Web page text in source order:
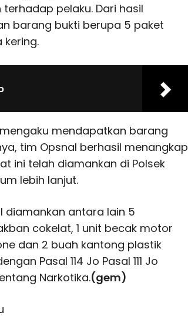
pelaku. Dari hasil
barang bukti berupa 5 paket
mendapatkan barang
tim Opsnal berhasil menangkap
ini telah diamankan di Polsek
lebih lanjut.
diamankan antara lain 5
cokelat, 1 unit becak motor
dan 2 buah kantong plastik
Pasal 114 Jo Pasal 111 Jo
Narkotika.(gem)